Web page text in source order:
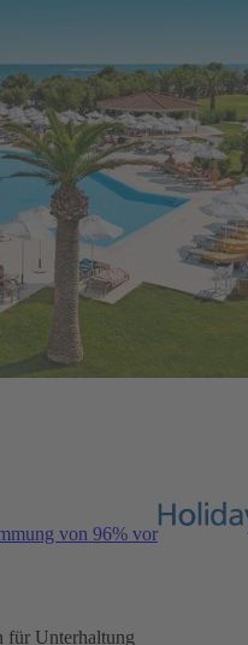
von 96% vor
für Unterhaltung